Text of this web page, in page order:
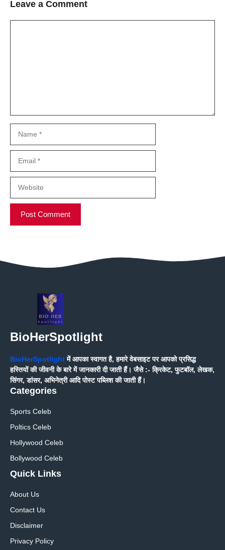
Leave a Comment
BioHerSpotlight
BioHerSpotlightमें आपका स्वागत है, हमारे वेबसाइट पर आपको प्रसिद्ध
हस्तियों की जीवनी के बारे में जानकारी दी जाती हैं। जैसे :- क्रिकेट, फुटबॉल, लेखक,
सिंगर, डांसर, अभिनेत्री आदि पोस्ट पब्लिश की जाती हैं।
Categories
Sports Celeb
Poltics Celeb
Hollywood Celeb
Bollywood Celeb
Quick Links
About Us
Contact Us
Disclaimer
Privacy Policy